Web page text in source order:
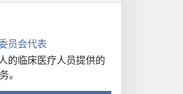
员会代表
的临床医疗人员提供的
。